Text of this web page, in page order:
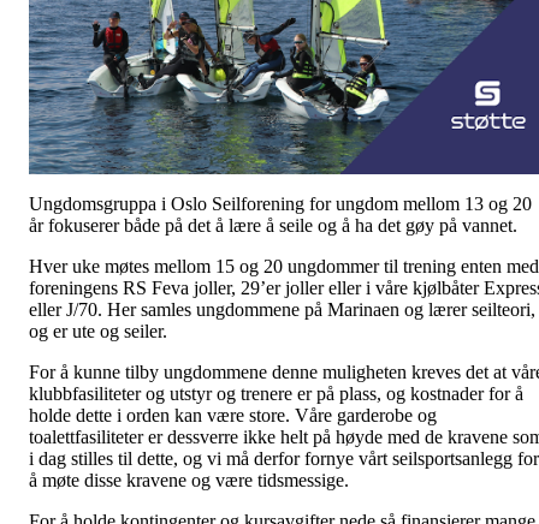
Ungdomsgruppa i Oslo Seilforening for ungdom mellom 13 og 20
år fokuserer både på det å lære å seile og å ha det gøy på vannet.
Hver uke møtes mellom 15 og 20 ungdommer til trening enten med
foreningens RS Feva joller, 29’er joller eller i våre kjølbåter
eller J/70. Her samles ungdommene på Marinaen og lærer seilteori,
og er ute og seiler.
For å kunne tilby ungdommene denne muligheten kreves det at
klubbfasiliteter og utstyr og trenere er på plass, og kostnader for å
holde dette i orden kan være store. Våre garderobe og
toalettfasiliteter er dessverre ikke helt på høyde med de kravene
i dag stilles til dette, og vi må derfor fornye vårt seilsportsanlegg for
å møte disse kravene og være tidsmessige.